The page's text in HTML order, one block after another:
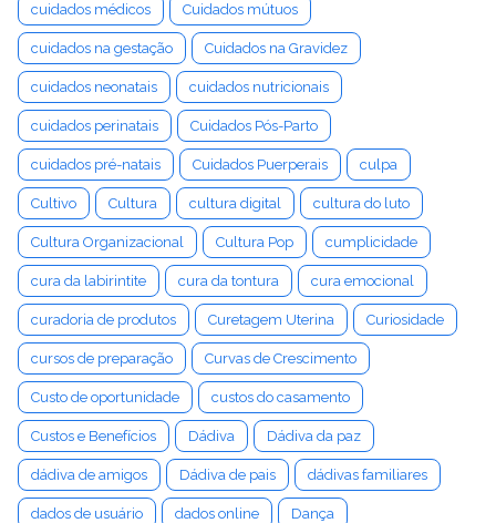
cuidados médicos Cuidados mútuos
cuidados na gestação Cuidados na Gravidez
cuidados neonatais cuidados nutricionais
cuidados perinatais Cuidados Pós-Parto
cuidados pré-natais Cuidados Puerperais culpa
Cultivo Cultura cultura digital cultura do luto
Cultura Organizacional Cultura Pop cumplicidade
cura da labirintite cura da tontura cura emocional
curadoria de produtos Curetagem Uterina Curiosidade
cursos de preparação Curvas de Crescimento
Custo de oportunidade custos do casamento
Custos e Benefícios Dádiva Dádiva da paz
dádiva de amigos Dádiva de pais dádivas familiares
dados de usuário dados online Dança